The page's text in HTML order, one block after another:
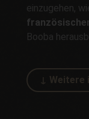
einzugehen,
Booba